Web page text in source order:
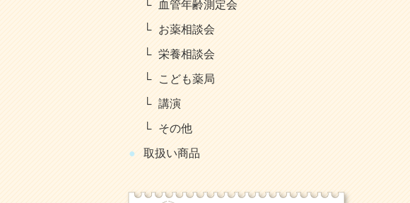
血管年齢測定会
お薬相談会
栄養相談会
こども薬局
講演
その他
取扱い商品